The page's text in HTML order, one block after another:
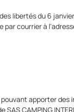
libertés du 6
courrier à
apporter des
SAS CAMPING